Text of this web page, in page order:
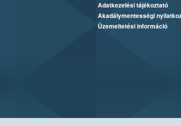
Adatkezelési tájékoztató
Akadálymentességi
Üzemeltetési információ